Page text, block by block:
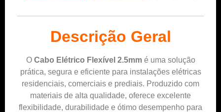
Descrição Geral
O Cabo Elétrico Flexível 2.5mmé uma solução
prática, segura e eficiente para instalações elétricas
residenciais, comerciais e prediais. Produzido com
materiais de alta qualidade, oferece excelente
flexibilidade, durabilidade e ótimo desempenho para